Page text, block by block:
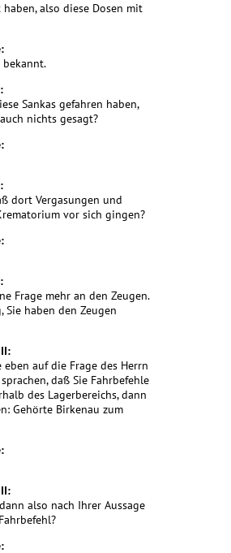
also diese Dosen mit
Sankas gefahren haben,
nichts gesagt?
dort Vergasungen und
vor sich gingen?
Frage mehr an den Zeugen.
haben den Zeugen
eben auf die Frage des Herrn
daß Sie Fahrbefehle
des Lagerbereichs, dann
Gehörte Birkenau zum
also nach Ihrer Aussage